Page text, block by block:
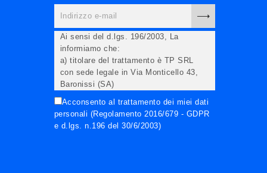
Ai sensi del d.lgs. 196/2003, La
informiamo che:
a) titolare del trattamento è TP SRL
con sede legale in Via Monticello 43,
Baronissi (SA)
b) i Suoi dati saranno trattati (anche
incaricati autorizzati, esclusivamente
per dare corso all'invio della newsletter
Acconsento al trattamento dei miei dati
personali (Regolamento 2016/679 - GDPR
e d.lgs. n.196 del 30/6/2003)